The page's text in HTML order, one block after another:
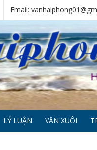
Email:
LÝ LUẬN VĂN XUÔI